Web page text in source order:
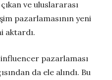
ve uluslararası
pazarlamasının yeni
aktardı.
pazarlaması
da ele alındı. Bu